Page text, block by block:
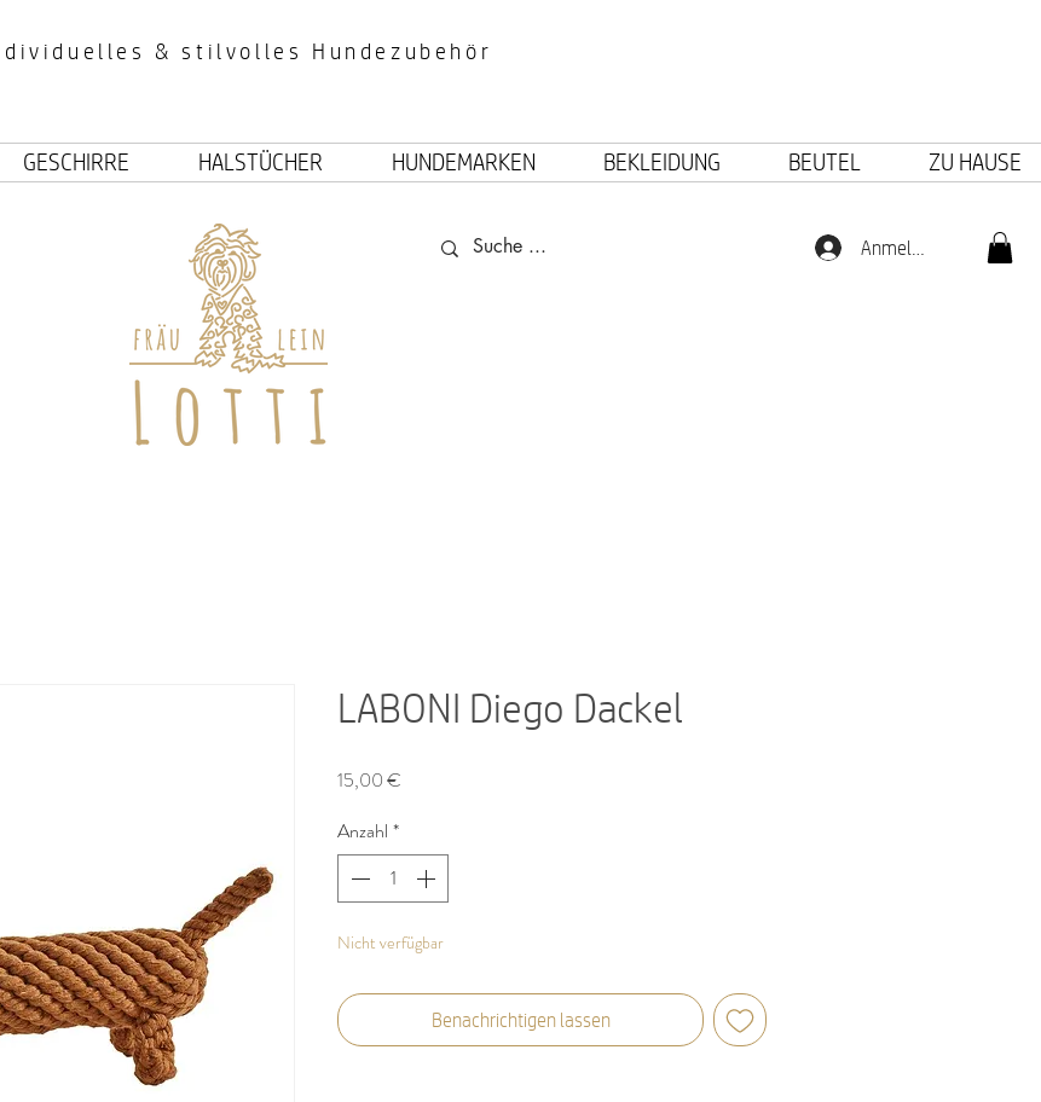
& stilvolles Hundezubehör
GESCHIRRE HALSTÜCHER HUNDEMARKEN BEKLEIDUNG BEUTEL ZU HAUSE
Anmelden
LABONI Diego Dackel
15,00 €
Anzahl *
Nicht verfügbar
Benachrichtigen lassen